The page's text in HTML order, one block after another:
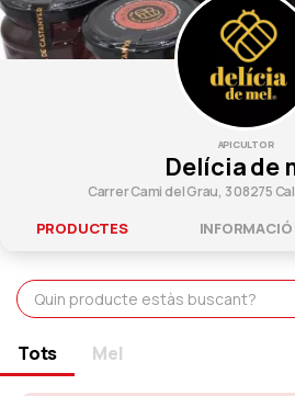
APICULTOR
Delícia de
Carrer Cami del Grau, 3 08275
PRODUCTES INFORMACIÓ
Tots Mel